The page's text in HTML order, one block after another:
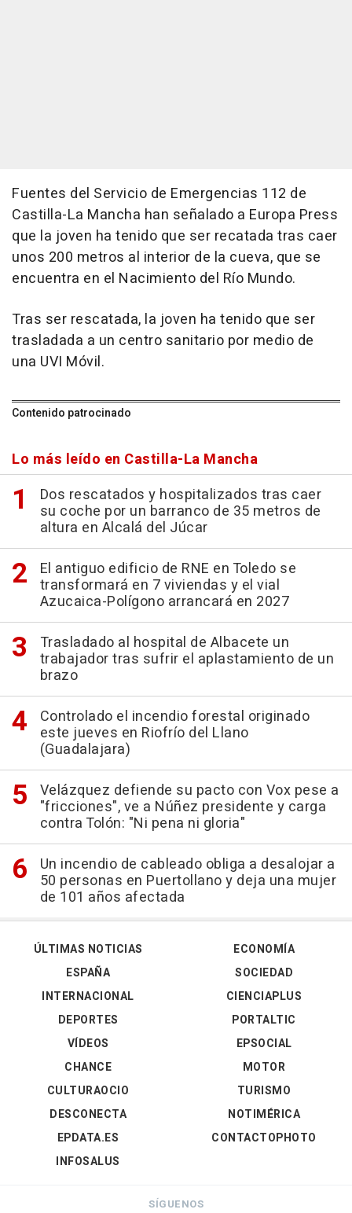
Fuentes del Servicio de Emergencias 112 de
Castilla-La Mancha han señalado a Europa Press
que la joven ha tenido que ser recatada tras caer
unos 200 metros al interior de la cueva, que se
encuentra en el Nacimiento del Río Mundo.
Tras ser rescatada, la joven ha tenido que ser
trasladada a un centro sanitario por medio de
una UVI Móvil.
Contenido patrocinado
Lo más leído en Castilla-La Mancha
Dos rescatados y hospitalizados tras caer
su coche por un barranco de 35 metros de
altura en Alcalá del Júcar
El antiguo edificio de RNE en Toledo se
transformará en 7 viviendas y el vial
Azucaica-Polígono arrancará en 2027
Trasladado al hospital de Albacete un
trabajador tras sufrir el aplastamiento de un
brazo
Controlado el incendio forestal originado
este jueves en Riofrío del Llano
(Guadalajara)
Velázquez defiende su pacto con Vox pese a
"fricciones", ve a Núñez presidente y carga
contra Tolón: "Ni pena ni gloria"
Un incendio de cableado obliga a desalojar a
50 personas en Puertollano y deja una mujer
de 101 años afectada
ÚLTIMAS NOTICIAS
ESPAÑA
INTERNACIONAL
DEPORTES
VÍDEOS
ECONOMÍA
SOCIEDAD
CIENCIAPLUS
PORTALTIC
EPSOCIAL
CHANCE
CULTURAOCIO
DESCONECTA
EPDATA.ES
INFOSALUS
MOTOR
TURISMO
NOTIMÉRICA
CONTACTOPHOTO
SÍGUENOS